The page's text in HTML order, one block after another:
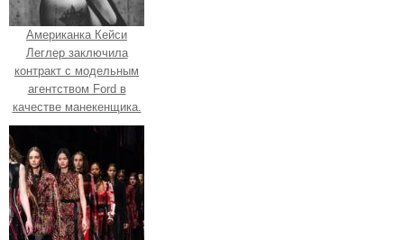
Американка Кейси
Леглер заключила
контракт с модельным
агентством Ford в
качестве манекенщика.